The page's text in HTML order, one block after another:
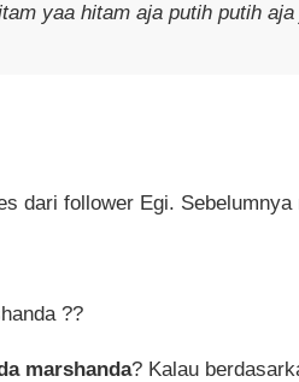
yaa hitam aja putih putih
dari follower Egi.
??
marshanda? Kalau